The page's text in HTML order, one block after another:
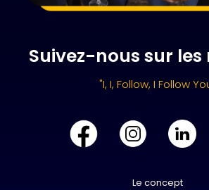
Suivez-nous sur les
"I, I, Follow, I Follow
Le concept